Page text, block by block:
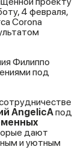
4 февраля,
Corona
Филиппо
под
AngelicAпод
дают
и уютным